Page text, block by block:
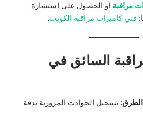
مراقبة أو الحصول على استشارة
فني كاميرات مراقبة الكويت.
السائق في
تسجيل الحوادث المرورية بدقة